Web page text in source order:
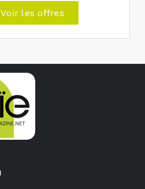
Voir les offres